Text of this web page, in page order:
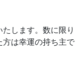
します。数に限り
は幸運の持ち主で